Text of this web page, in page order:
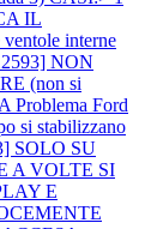
IL
interne
NON
(non si
Problema Ford
si stabilizzano
SOLO SU
A VOLTE SI
E